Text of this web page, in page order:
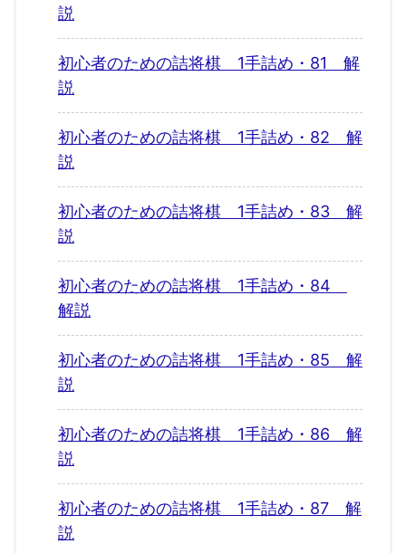
説
初心者のための詰将棋 1手詰め・81 解
説
初心者のための詰将棋 1手詰め・82 解
説
初心者のための詰将棋 1手詰め・83 解
説
初心者のための詰将棋 1手詰め・84
解説
初心者のための詰将棋 1手詰め・85 解
説
初心者のための詰将棋 1手詰め・86 解
説
初心者のための詰将棋 1手詰め・87 解
説